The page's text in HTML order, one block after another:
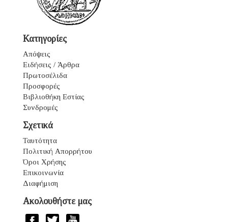
Κατηγορίες
Απόψεις
Ειδήσεις / Άρθρα
Πρωτοσέλιδα
Προσφορές
Βιβλιοθήκη Εστίας
Συνδρομές
Σχετικά
Ταυτότητα
Πολιτική Απορρήτου
Όροι Χρήσης
Επικοινωνία
Διαφήμιση
Ακολουθήστε μας